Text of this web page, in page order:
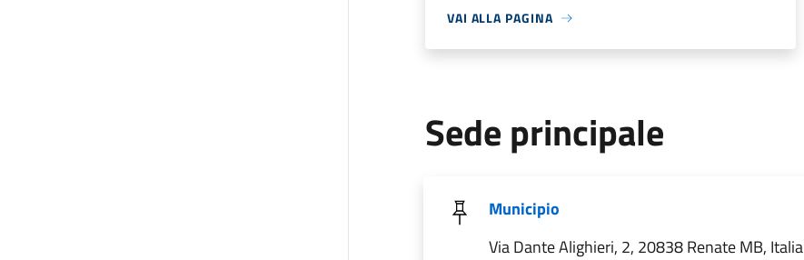
VAI ALLA PAGINA
Sede principale
Municipio
Via Dante Alighieri, 2, 20838 Renate MB, Italia